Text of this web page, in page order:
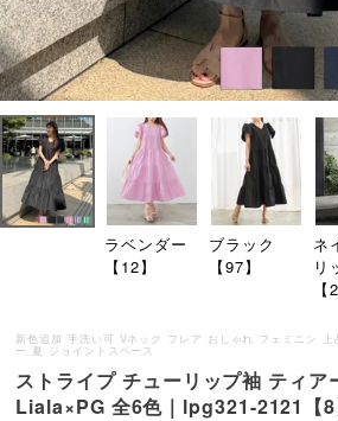
ラベンダー
【12】
ブラック
【97】
ネ
リ
【
新色追加 手洗い可 Vネック フレア おしゃれ フェミニン
ー 夏 ジョイントスペース
ストライプ チューリップ袖 ティア
Liala×PG 全6色｜lpg321-2121【8